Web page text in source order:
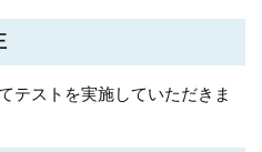
テストを実施していただきま